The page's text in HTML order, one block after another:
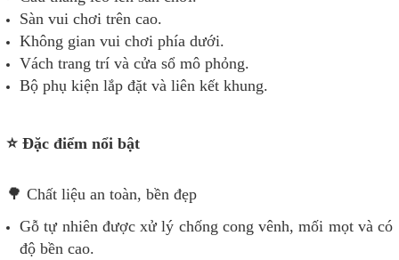
Sàn vui chơi trên cao.
Không gian vui chơi phía dưới.
Vách trang trí và cửa sổ mô phỏng.
Bộ phụ kiện lắp đặt và liên kết khung.
⭐ Đặc điểm nổi bật
🌳 Chất liệu an toàn, bền đẹp
Gỗ tự nhiên được xử lý chống cong vênh, mối mọt và có
độ bền cao.